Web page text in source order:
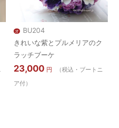
オ
BU204
きれいな紫とプルメリアのク
ラッチブーケ
23,000 円
（税込・ブートニ
ア付）